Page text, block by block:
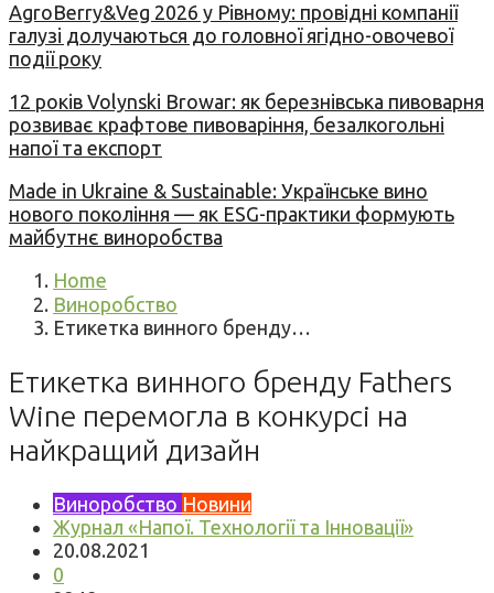
AgroBerry&Veg 2026 у Рівному: провідні компанії
галузі долучаються до головної ягідно-овочевої
події року
12 років Volynski Browar: як березнівська пивоварня
розвиває крафтове пивоваріння, безалкогольні
напої та експорт
Made in Ukraine & Sustainable: Українське вино
нового покоління — як ESG-практики формують
майбутнє виноробства
Home
Виноробство
Етикетка винного бренду…
Етикетка винного бренду Fathers
Wine перемогла в конкурсі на
найкращий дизайн
Виноробство Новини
Журнал «Напої. Технології та Інновації»
20.08.2021
0